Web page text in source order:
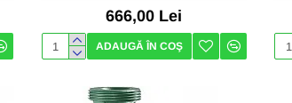
666,00 Lei
ADAUGĂ ÎN COŞ